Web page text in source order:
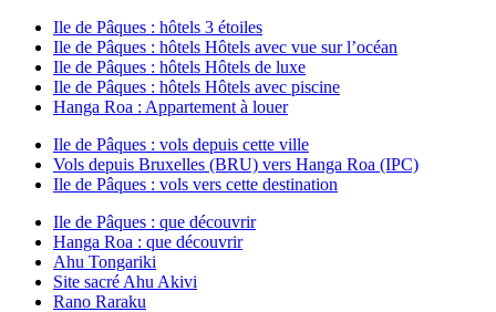
Ile de Pâques : hôtels 3 étoiles
Ile de Pâques : hôtels Hôtels avec vue sur l’océan
Ile de Pâques : hôtels Hôtels de luxe
Ile de Pâques : hôtels Hôtels avec piscine
Hanga Roa : Appartement à louer
Ile de Pâques : vols depuis cette ville
Vols depuis Bruxelles (BRU) vers Hanga Roa (IPC)
Ile de Pâques : vols vers cette destination
Ile de Pâques : que découvrir
Hanga Roa : que découvrir
Ahu Tongariki
Site sacré Ahu Akivi
Rano Raraku